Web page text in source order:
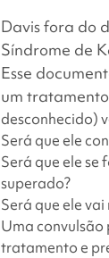
Davis fora do
Síndrome de
Esse
um
desconhecido)
Será que ele
Será que ele
superado?
Será que ele
Uma convulsão
tratamento e